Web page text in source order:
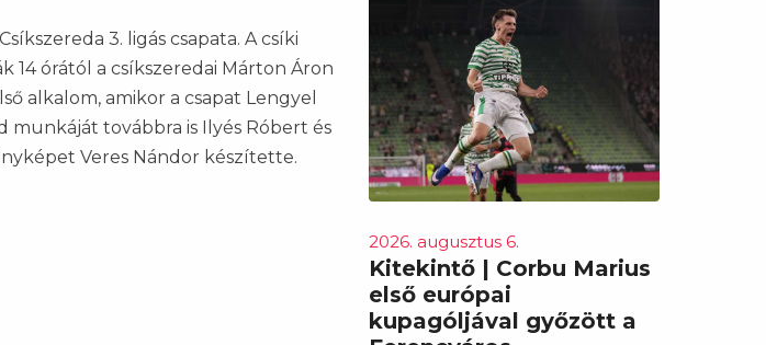
3. ligás csapata. A csíki
14 órától a csíkszeredai Márton Áron
alkalom, amikor a csapat Lengyel
munkáját továbbra is Ilyés Róbert és
Veres Nándor készítette.
2026. augusztus 6.
Kitekintő | Corbu Marius
első európai
kupagóljával győzött a